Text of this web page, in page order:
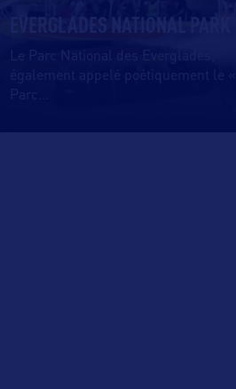
EVERGLADES NATIONAL PARK
Le Parc National des Everglades,
également appelé poétiquement le «